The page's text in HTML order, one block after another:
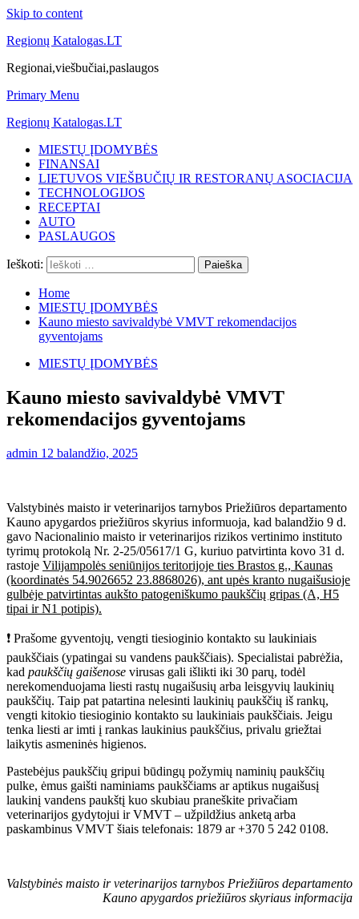
Skip to content
Regionų Katalogas.LT
Regionai,viešbučiai,paslaugos
Primary Menu
Regionų Katalogas.LT
MIESTŲ ĮDOMYBĖS
FINANSAI
LIETUVOS VIEŠBUČIŲ IR RESTORANŲ ASOCIACIJA
TECHNOLOGIJOS
RECEPTAI
AUTO
PASLAUGOS
Ieškoti:
Home
MIESTŲ ĮDOMYBĖS
Kauno miesto savivaldybė VMVT rekomendacijos
gyventojams
MIESTŲ ĮDOMYBĖS
Kauno miesto savivaldybė VMVT
rekomendacijos gyventojams
admin 12 balandžio, 2025
Valstybinės maisto ir veterinarijos tarnybos Priežiūros departamento
Kauno apygardos priežiūros skyrius informuoja, kad balandžio 9 d.
gavo Nacionalinio maisto ir veterinarijos rizikos vertinimo instituto
tyrimų protokolą Nr. 2-25/05617/1 G, kuriuo patvirtinta kovo 31 d.
rastoje Vilijampolės seniūnijos teritorijoje ties Brastos g., Kaunas
(koordinatės 54.9026652 23.8868026), ant upės kranto nugaišusioje
gulbėje patvirtintas aukšto patogeniškumo paukščių gripas (A, H5
tipai ir N1 potipis).
❗ Prašome gyventojų, vengti tiesioginio kontakto su laukiniais
paukščiais (ypatingai su vandens paukščiais). Specialistai pabrėžia,
kad paukščių gaišenose virusas gali išlikti iki 30 parų, todėl
nerekomenduojama liesti rastų nugaišusių arba leisgyvių laukinių
paukščių. Taip pat patartina nelesinti laukinių paukščių iš rankų,
vengti kitokio tiesioginio kontakto su laukiniais paukščiais. Jeigu
tenka liesti ar imti į rankas laukinius paukščius, privalu griežtai
laikytis asmeninės higienos.
Pastebėjus paukščių gripui būdingų požymių naminių paukščių
pulke, ėmus gaišti naminiams paukščiams ar aptikus nugaišusį
laukinį vandens paukštį kuo skubiau praneškite privačiam
veterinarijos gydytojui ir VMVT – užpildžius anketą arba
paskambinus VMVT šiais telefonais: 1879 ar +370 5 242 0108.
Valstybinės maisto ir veterinarijos tarnybos Priežiūros departamento
Kauno apygardos priežiūros skyriaus informacija